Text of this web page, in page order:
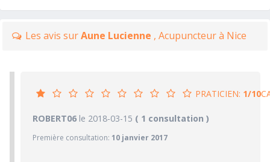
Les avis surAune Lucienne , Acupuncteur à Nice
PRATICIEN: 1/10
PRATICIEN1/10
1/10 Confiance accordée
ROBERT06 le 2018-03-15 ( 1 consultation )
Première consultation: 10 janvier 2017